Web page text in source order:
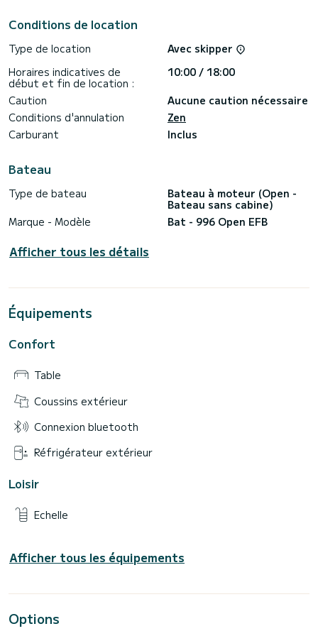
Conditions de location
Type de location
Avec skipper
Horaires indicatives de
début et fin de location :
10:00 / 18:00
Caution
Aucune caution nécessaire
Conditions d'annulation
Zen
Carburant
Inclus
Bateau
Type de bateau
Bateau à moteur (Open -
Bateau sans cabine)
Marque - Modèle
Bat - 996 Open EFB
Afficher tous les détails
Équipements
Confort
Table
Coussins extérieur
Connexion bluetooth
Réfrigérateur extérieur
Loisir
Echelle
Afficher tous les équipements
Options